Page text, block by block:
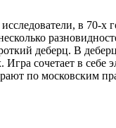
в 70-х
деберц. В
сочетает в себе
по московским